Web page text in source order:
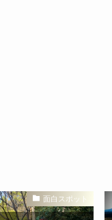
面白スポット